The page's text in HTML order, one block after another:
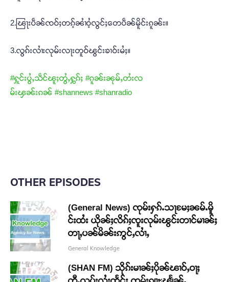
2.ၽြႃးပဵၼ်ၸဝ်ႈတၵ့်ၼၢႆဝႆ့လွင်ႈတေပဵၼ်မိူင်းၵူၼ်း။
3.လွၵ်းလၢႆးလုမ်းလႃးတူဝ်ၽွင်းၶၢဝ်းမႆႈ။
#ႁူင်းပွႆႇသဵင်ၽူႈတွႆႇႁွၵ်ႈ #ၵူၼ်းၼုမ်ႇတႆးလ
မ်းၾၼ်းၵၼ် #shannews #shanradio
OTHER EPISODES
(General News) ၸုမ်းႁၵ်ႉသႃမႄႈၼမ်ႉမိူ
င်းထႆး ယိုၼ်ႈလိၵ်ႈၸူးလုမ်းၽွင်းတၢင်မၢၼ်ႈ
တႃႇပၼ်မိၼ်းဢွင်ႇလၢႆႇ
General Knowledge
(SHAN FM) သိုၵ်းမၢၼ်ႈပိုၼ်ၽၢဝ်ႇဝႃႈ